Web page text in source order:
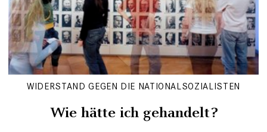
WIDERSTAND GEGEN DIE NATIONALSOZIALISTEN
Wie hätte ich gehandelt?